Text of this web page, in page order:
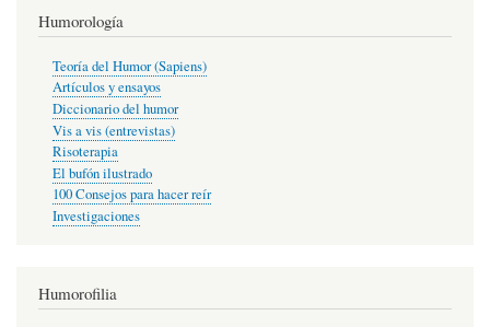
Humorología
Teoría del Humor (Sapiens)
Artículos y ensayos
Diccionario del humor
Vis a vis (entrevistas)
Risoterapia
El bufón ilustrado
100 Consejos para hacer reír
Investigaciones
Humorofilia